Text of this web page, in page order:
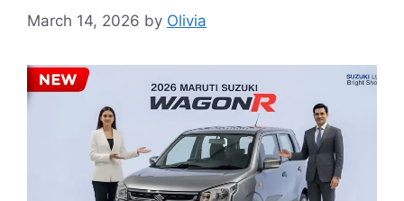
March 14, 2026 by Olivia